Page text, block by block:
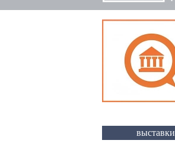
выставки